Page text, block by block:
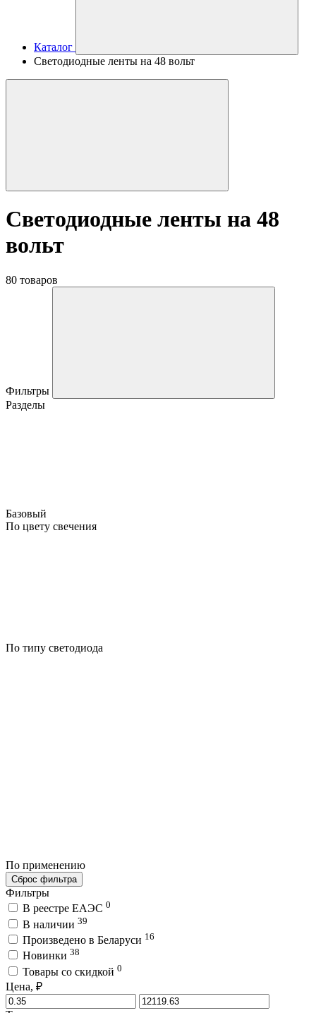
Каталог
Светодиодные ленты на 48 вольт
Светодиодные ленты на 48
вольт
80 товаров
Фильтры
Разделы
Базовый
По цвету свечения
По типу светодиода
По применению
Сброс фильтра
Фильтры
В реестре ЕАЭС 0
В наличии 39
Произведено в Беларуси 16
Новинки 38
Товары со скидкой 0
Цена, ₽